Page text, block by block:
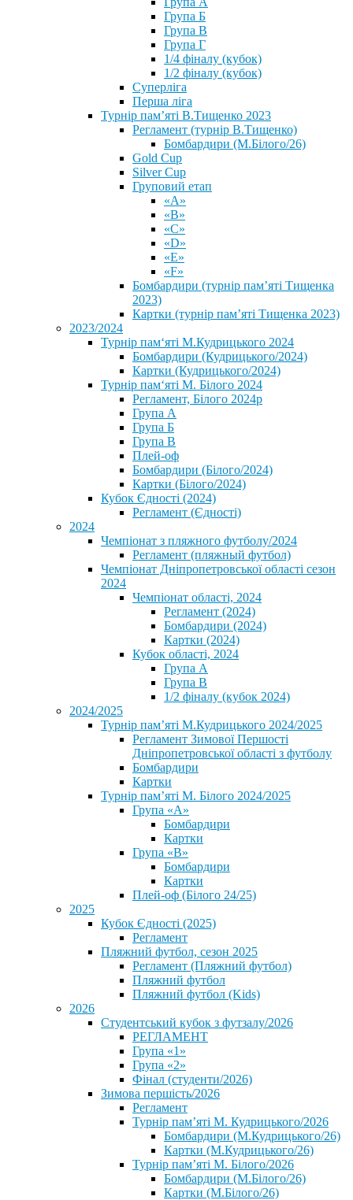
Група Б
Група В
Група Г
1/4 фіналу (кубок)
1/2 фіналу (кубок)
Суперліга
Перша ліга
Турнір пам’яті В.Тищенко 2023
Регламент (турнір В.Тищенко)
Бомбардири (М.Білого/26)
Gold Cup
Silver Cup
Груповий етап
«А»
«В»
«С»
«D»
«Е»
«F»
Бомбардири (турнір пам’яті Тищенка
2023)
Картки (турнір пам’яті Тищенка 2023)
2023/2024
⁨Турнір пам‘яті М.Кудрицького 2024
Бомбардири (Кудрицького/2024)
Картки (Кудрицького/2024)
⁨Турнір пам‘яті М. Білого 2024⁩
Регламент, Білого 2024р
Група А
Група Б
Група В
Плей-оф
Бомбардири (Білого/2024)
Картки (Білого/2024)
Кубок Єдності (2024)
Регламент (Єдності)
2024
Чемпіонат з пляжного футболу/2024
Регламент (пляжный футбол)
Чемпіонат Дніпропетровської області сезон
2024
Чемпіонат області, 2024
Регламент (2024)
Бомбардири (2024)
Картки (2024)
Кубок області, 2024
Група А
Група В
1/2 фіналу (кубок 2024)
2024/2025
Турнір пам’яті М.Кудрицького 2024/2025
Регламент Зимової Першості
Дніпропетровської області з футболу
Бомбардири
Картки
Турнір пам’яті М. Білого 2024/2025
Група «А»
Бомбардири
Картки
Група «В»
Бомбардири
Картки
Плей-оф (Білого 24/25)
2025
Кубок Єдності (2025)
Регламент
Пляжний футбол, сезон 2025
Регламент (Пляжний футбол)
Пляжний футбол
Пляжний футбол (Kids)
2026
Студентський кубок з футзалу/2026
РЕГЛАМЕНТ
Група «1»
Група «2»
Фінал (студенти/2026)
⁨Зимова першість/2026⁩
Регламент
Турнір пам’яті М. Кудрицького/2026
Бомбардири (М.Кудрицького/26)
Картки (М.Кудрицького/26)
Турнір пам’яті М. Білого/2026
Бомбардири (М.Білого/26)
Картки (М.Білого/26)